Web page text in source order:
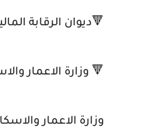
🔻ديوان الرقابة
🔻 وزارة الاعمار
وزارة الاعمار